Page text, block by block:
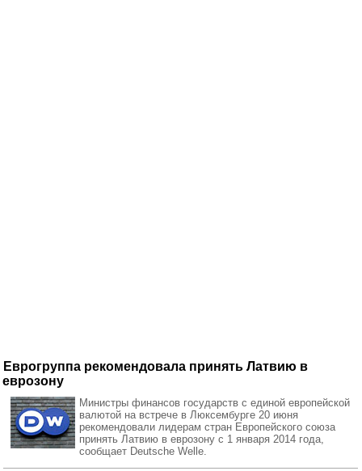
Еврогруппа рекомендовала принять Латвию в
еврозону
Министры финансов государств с единой европейской
валютой на встрече в Люксембурге 20 июня
рекомендовали лидерам стран Европейского союза
принять Латвию в еврозону с 1 января 2014 года,
сообщает Deutsche Welle.